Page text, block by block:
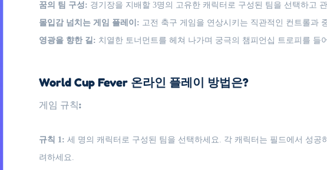
꿈의 팀 구성: 경기장을 지배할 3명의 고유한 캐릭터로 구성된 팀을 선택하고
몰입감 넘치는 게임 플레이: 고전 축구 게임을 연상시키는 직관적인 컨트롤과
영광을 향한 길: 치열한 토너먼트를 헤쳐 나가며 궁극의 챔피언십 트로피를 들
World Cup Fever 온라인 플레이 방법은?
게임 규칙:
규칙 1: 세 명의 캐릭터로 구성된 팀을 선택하세요. 각 캐릭터는 필드에서 성
려하세요.